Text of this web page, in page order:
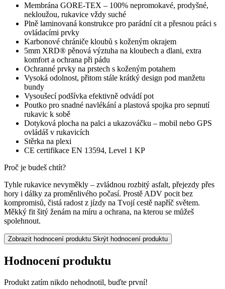
Membrána GORE-TEX – 100% nepromokavé, prodyšné,
nekloužou, rukavice vždy suché
Plně laminovaná konstrukce pro parádní cit a přesnou práci s
ovládacími prvky
Karbonové chrániče kloubů s koženým okrajem
5mm XRD® pěnová výztuha na kloubech a dlani, extra
komfort a ochrana při pádu
Ochranné prvky na prstech s koženým potahem
Vysoká odolnost, přitom stále krátký design pod manžetu
bundy
Vysoušecí podšívka efektivně odvádí pot
Poutko pro snadné navlékání a plastová spojka pro sepnutí
rukavic k sobě
Dotyková plocha na palci a ukazováčku – mobil nebo GPS
ovládáš v rukavicích
Stěrka na plexi
CE certifikace EN 13594, Level 1 KP
Proč je budeš chtít?
Tyhle rukavice nevyměkly – zvládnou rozbitý asfalt, přejezdy přes
hory i dálky za proměnlivého počasí. Prostě ADV pocit bez
kompromisů, čistá radost z jízdy na Tvojí cestě napříč světem.
Měkký fit šitý ženám na míru a ochrana, na kterou se můžeš
spolehnout.
Zobrazit hodnocení produktu Skrýt hodnocení produktu
Hodnocení produktu
Produkt zatím nikdo nehodnotil, buďte první!